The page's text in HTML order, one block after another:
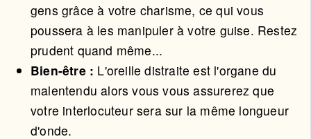
gens grâce à votre charisme, ce qui vous
poussera à les manipuler à votre guise. Restez
prudent quand même...
Bien-être : L'oreille distraite est l'organe du
malentendu alors vous vous assurerez que
votre interlocuteur sera sur la même longueur
d'onde.